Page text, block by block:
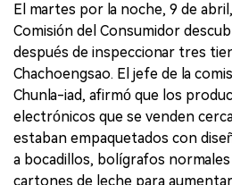
El martes por la noche, 9 de
Comisión del Consumidor
después de inspeccionar tres
Chachoengsao. El jefe de la
Chunla-iad, afirmó que los
electrónicos que se venden
estaban empaquetados con
a bocadillos, bolígrafos
cartones de leche para